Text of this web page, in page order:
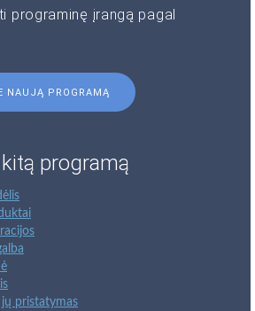
programinę įrangą pagal
NAUJĄ PROGRAMĄ
programą
pristatymas